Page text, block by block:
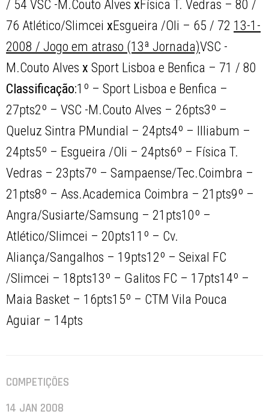
/ 54 VSC -M.Couto AlvesxFísica T. Vedras – 80 /
76 Atlético/SlimceixEsgueira /Oli – 65 / 72 13-1-
2008 / Jogo em atraso (13ª Jornada)VSC -
M.Couto Alvesx Sport Lisboa e Benfica – 71 / 80
Classificação:1º – Sport Lisboa e Benfica –
27pts2º – VSC -M.Couto Alves – 26pts3º –
Queluz Sintra PMundial – 24pts4º – Illiabum –
24pts5º – Esgueira /Oli – 24pts6º – Física T.
Vedras – 23pts7º – Sampaense/Tec.Coimbra –
21pts8º – Ass.Academica Coimbra – 21pts9º –
Angra/Susiarte/Samsung – 21pts10º –
Atlético/Slimcei – 20pts11º – Cv.
Aliança/Sangalhos – 19pts12º – Seixal FC
/Slimcei – 18pts13º – Galitos FC – 17pts14º –
Maia Basket – 16pts15º – CTM Vila Pouca
Aguiar – 14pts
COMPETIÇÕES
14 JAN 2008